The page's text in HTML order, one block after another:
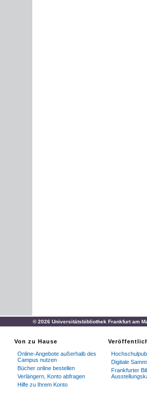
© 2026 Universitätsbibliothek Frankfurt am
Von zu Hause
Online-Angebote außerhalb des
Campus nutzen
Bücher online bestellen
Verlängern, Konto abfragen
Hilfe zu Ihrem Konto
Digitale
Frankfurter